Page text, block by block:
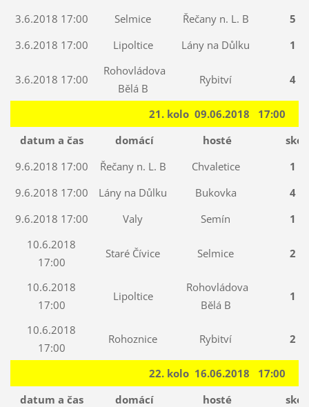
3.6.2018 17:00
Selmice Řečany n. L. B
5 :
3.6.2018 17:00
Lipoltice Lány na Důlku 1 :
3.6.2018 17:00
Rohovládova
Bělá B
Rybitví 4 :
21. kolo 09.06.2018 17:00
datum a čas
domácí hosté
9.6.2018 17:00
Řečany n. L. B Chvaletice
1 :
9.6.2018 17:00
Lány na Důlku Bukovka
4 :
9.6.2018 17:00
Valy Semín
1 :
10.6.2018
17:00
Staré Čívice Selmice 2 :
10.6.2018
17:00
Lipoltice
Rohovládova
Bělá B
1 :
10.6.2018
17:00
Rohoznice Rybitví 2 :
22. kolo 16.06.2018 17:00
datum a čas
domácí hosté